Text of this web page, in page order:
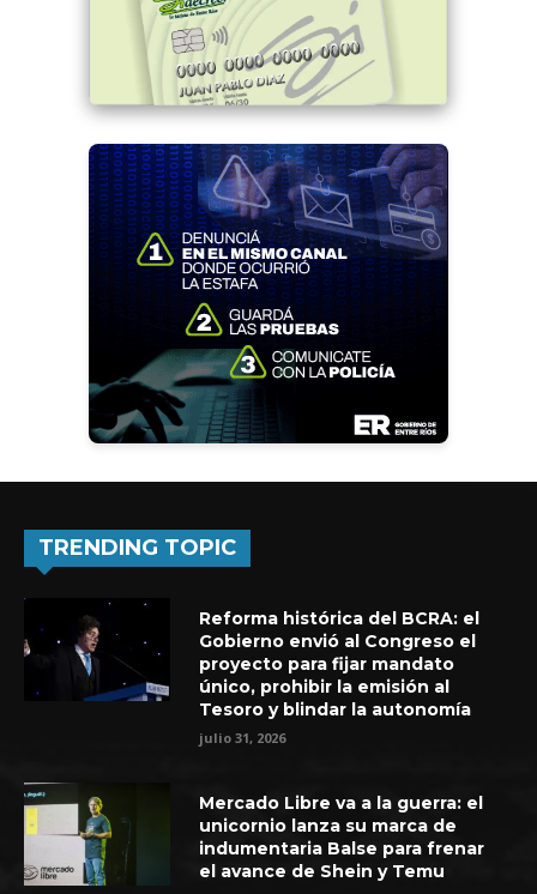
TRENDING TOPIC
Reforma histórica del BCRA: el
Gobierno envió al Congreso el
proyecto para fijar mandato
único, prohibir la emisión al
Tesoro y blindar la autonomía
julio 31, 2026
Mercado Libre va a la guerra: el
unicornio lanza su marca de
indumentaria Balse para frenar
el avance de Shein y Temu